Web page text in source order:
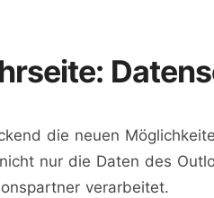
die neuen
nur die Daten des
verarbeitet.